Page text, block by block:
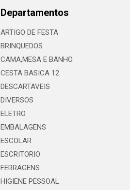
Departamentos
ARTIGO DE FESTA
BRINQUEDOS
CAMA,MESA E BANHO
CESTA BASICA 12
DESCARTAVEIS
DIVERSOS
ELETRO
EMBALAGENS
ESCOLAR
ESCRITORIO
FERRAGENS
HIGIENE PESSOAL